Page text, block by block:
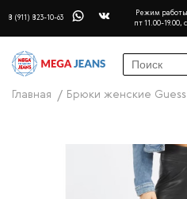
8 (911) 823-10-63
Режим
пт 11.00-19.00,
Главная Брюки женские Guess